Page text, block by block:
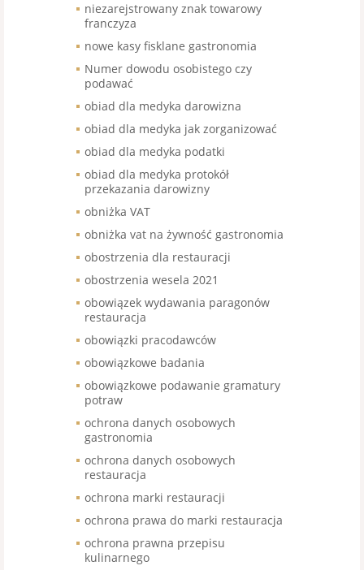
niezarejstrowany znak towarowy
franczyza
nowe kasy fisklane gastronomia
Numer dowodu osobistego czy
podawać
obiad dla medyka darowizna
obiad dla medyka jak zorganizować
obiad dla medyka podatki
obiad dla medyka protokół
przekazania darowizny
obniżka VAT
obniżka vat na żywność gastronomia
obostrzenia dla restauracji
obostrzenia wesela 2021
obowiązek wydawania paragonów
restauracja
obowiązki pracodawców
obowiązkowe badania
obowiązkowe podawanie gramatury
potraw
ochrona danych osobowych
gastronomia
ochrona danych osobowych
restauracja
ochrona marki restauracji
ochrona prawa do marki restauracja
ochrona prawna przepisu
kulinarnego